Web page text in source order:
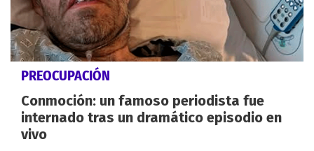
PREOCUPACIÓN
Conmoción: un famoso periodista fue
internado tras un dramático episodio en
vivo